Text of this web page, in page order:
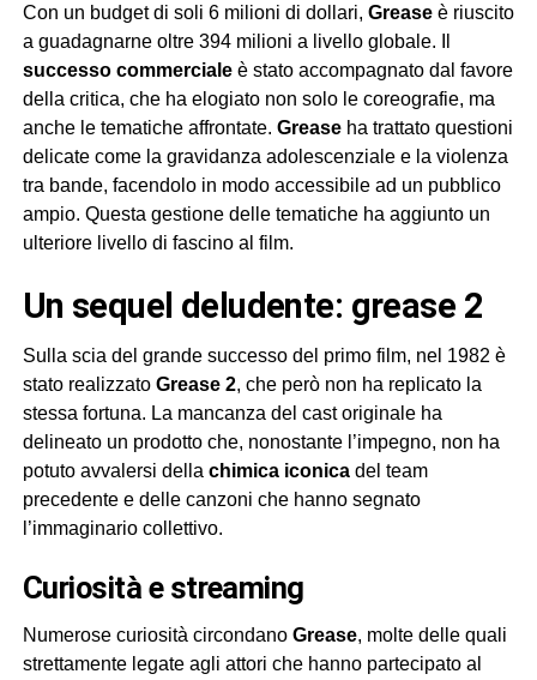
Con un budget di soli 6 milioni di dollari, Greaseè riuscito
a guadagnarne oltre 394 milioni a livello globale. Il
successo commercialeè stato accompagnato dal favore
della critica, che ha elogiato non solo le coreografie, ma
anche le tematiche affrontate. Greaseha trattato questioni
delicate come la gravidanza adolescenziale e la violenza
tra bande, facendolo in modo accessibile ad un pubblico
ampio. Questa gestione delle tematiche ha aggiunto un
ulteriore livello di fascino al film.
un sequel deludente: grease 2
Sulla scia del grande successo del primo film, nel 1982 è
stato realizzato Grease 2, che però non ha replicato la
stessa fortuna. La mancanza del cast originale ha
delineato un prodotto che, nonostante l’impegno, non ha
potuto avvalersi della chimica iconicadel team
precedente e delle canzoni che hanno segnato
l’immaginario collettivo.
curiosità e streaming
Numerose curiosità circondano Grease, molte delle quali
strettamente legate agli attori che hanno partecipato al